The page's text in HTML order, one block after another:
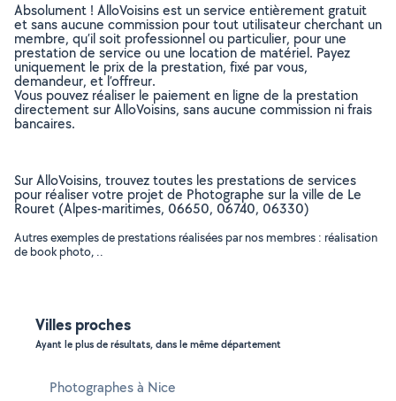
Absolument ! AlloVoisins est un service entièrement gratuit
et sans aucune commission pour tout utilisateur cherchant un
membre, qu’il soit professionnel ou particulier, pour une
prestation de service ou une location de matériel. Payez
uniquement le prix de la prestation, fixé par vous,
demandeur, et l’offreur.
Vous pouvez réaliser le paiement en ligne de la prestation
directement sur AlloVoisins, sans aucune commission ni frais
bancaires.
Sur AlloVoisins, trouvez toutes les prestations de services
pour réaliser votre projet de Photographe sur la ville de Le
Rouret (Alpes-maritimes, 06650, 06740, 06330)
Autres exemples de prestations réalisées par nos membres : réalisation
de book photo, ..
Villes proches
Ayant le plus de résultats, dans le même département
Photographes à Nice